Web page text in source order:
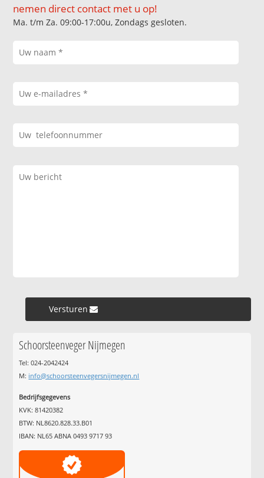
nemen direct contact met u op!
Ma. t/m Za. 09:00-17:00u, Zondags gesloten.
Versturen »
Schoorsteenveger Nijmegen
Tel: 024-2042424
M: info@schoorsteenvegersnijmegen.nl
Bedrijfsgegevens
KVK: 81420382
BTW: NL8620.828.33.B01
IBAN: NL65 ABNA 0493 9717 93